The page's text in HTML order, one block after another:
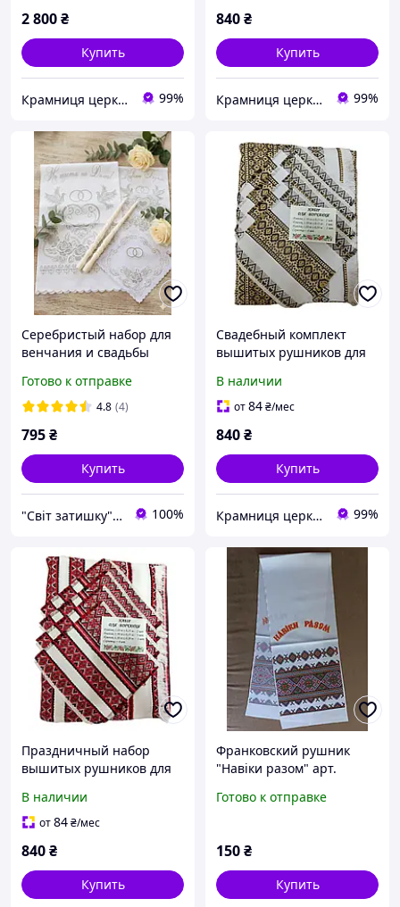
2 800₴
Купить
Крамниця церковних виробів «Грааль» 99%
840₴
Купить
Крамниця церковних виробів «Грааль» 99%
Серебристый набор для
венчания и свадьбы
Готово к отправке
4.8 (4)
795₴
Купить
"Світ затишку" интернет-магазин текстиля и швейной фурнитуры 100%
Свадебный комплект
вышитых рушников для
В наличии
от84₴/мес
840₴
Купить
Крамниця церковних виробів «Грааль» 99%
Праздничный набор
вышитых рушников для
родительского
благословения
В наличии
от84₴/мес
840₴
Купить
Франковский рушник
"Навіки разом" арт.
Готово к отправке
150₴
Купить